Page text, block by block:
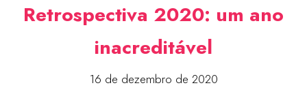
Retrospectiva 2020: um ano
inacreditável
16 de dezembro de 2020